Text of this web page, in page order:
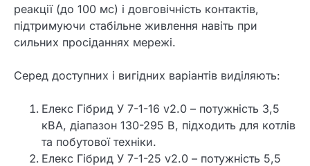
реакції (до 100 мс) і довговічність контактів,
підтримуючи стабільне живлення навіть при
сильних просіданнях мережі.
Серед доступних і вигідних варіантів виділяють:
Елекс Гібрид У 7-1-16 v2.0 – потужність 3,5
кВА, діапазон 130-295 В, підходить для котлів
та побутової техніки.
Елекс Гібрид У 7-1-25 v2.0 – потужність 5,5